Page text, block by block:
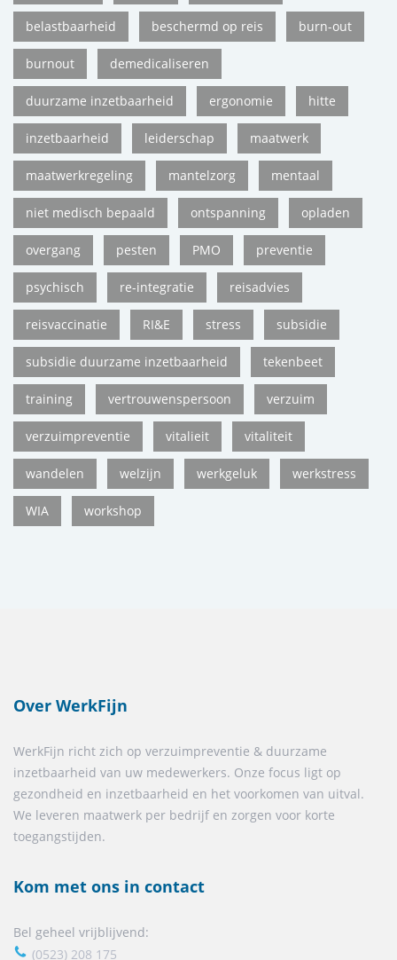
belastbaarheid beschermd op reis burn-out
burnout demedicaliseren
duurzame inzetbaarheid ergonomie hitte
inzetbaarheid leiderschap maatwerk
maatwerkregeling mantelzorg mentaal
niet medisch bepaald ontspanning opladen
overgang pesten PMO preventie
psychisch re-integratie reisadvies
reisvaccinatie RI&E stress subsidie
subsidie duurzame inzetbaarheid tekenbeet
training vertrouwenspersoon verzuim
verzuimpreventie vitalieit vitaliteit
wandelen welzijn werkgeluk werkstress
WIA workshop
Over WerkFijn
WerkFijn richt zich op verzuimpreventie & duurzame
inzetbaarheid van uw medewerkers. Onze focus ligt op
gezondheid en inzetbaarheid en het voorkomen van uitval.
We leveren maatwerk per bedrijf en zorgen voor korte
toegangstijden.
Kom met ons in contact
Bel geheel vrijblijvend:
(0523) 208 175